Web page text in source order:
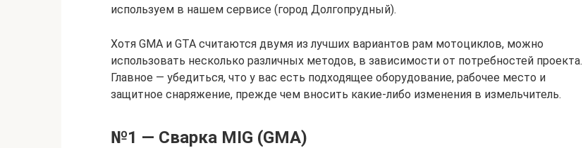
используем в нашем сервисе (город Долгопрудный).
Хотя GMA и GTA считаются двумя из лучших вариантов рам мотоциклов, можно
использовать несколько различных методов, в зависимости от потребностей проекта.
Главное — убедиться, что у вас есть подходящее оборудование, рабочее место и
защитное снаряжение, прежде чем вносить какие-либо изменения в измельчитель.
№1 — Сварка MIG (GMA)